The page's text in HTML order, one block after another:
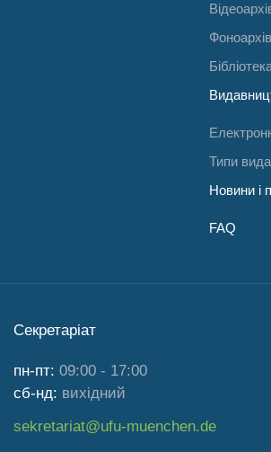
Фоноархів
Типи
Новини і
FAQ
Секретаріат
пн-пт: 09:00 - 17:00
сб-нд: вихідний
sekretariat@ufu-muenchen.de